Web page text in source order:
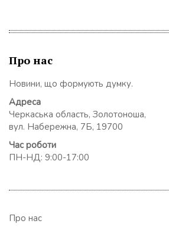
Про нас
Новини, що формують думку.
Адреса
Черкаська область, Золотоноша,
вул. Набережна, 7Б, 19700
Час роботи
ПН-НД: 9:00-17:00
Про нас